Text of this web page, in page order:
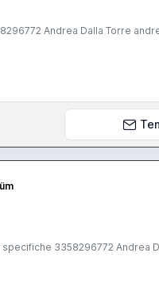
Andrea Dalla Torre
specifiche 3358296772 Andrea